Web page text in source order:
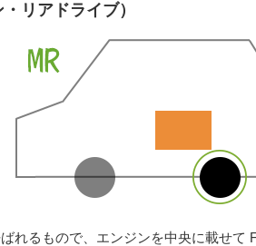
リアドライブ）
れるもので、エンジンを中央に載せて